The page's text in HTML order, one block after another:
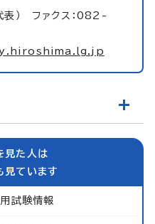
） ファクス：082-
見た人は
見ています
試験情報